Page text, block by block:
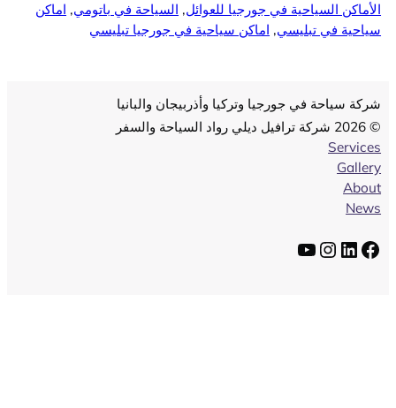
الأماكن السياحية في جورجيا للعوائل, السياحة في باتومي, اماكن
سياحية في تبليسي, اماكن سياحية في جورجيا تبليسي
شركة سياحة في جورجيا وتركيا وأذربيجان والبانيا
Services
Gallery
About
News
فيسبوكلينكد إن إنستجرام يوتيوب